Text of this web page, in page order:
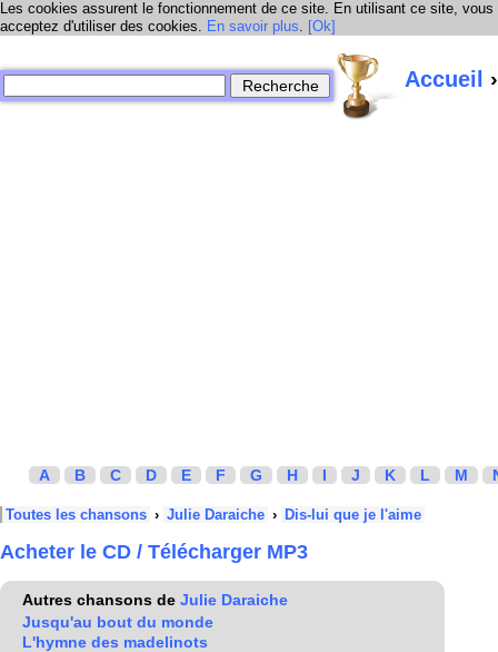
Les cookies assurent le fonctionnement de ce site. En utilisant ce site, vous
acceptez d'utiliser des cookies. En savoir plus. [Ok]
Accueil
A B C D E F G H I J K L M
Toutes les chansons › Julie Daraiche › Dis-lui que je l'aime
Acheter le CD / Télécharger MP3
Autres chansons de Julie Daraiche
Jusqu'au bout du monde
L'hymne des madelinots